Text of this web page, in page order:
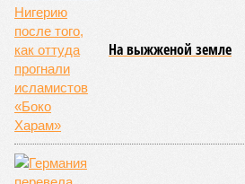
На выжженой земле